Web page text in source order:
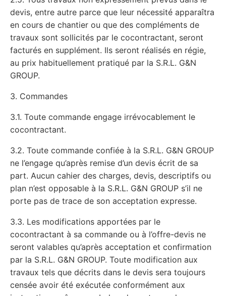
devis, entre autre parce que leur nécessité apparaîtra
en cours de chantier ou que des compléments de
travaux sont sollicités par le cocontractant, seront
facturés en supplément. Ils seront réalisés en régie,
au prix habituellement pratiqué par la S.R.L. G&N
GROUP.
3. Commandes
3.1. Toute commande engage irrévocablement le
cocontractant.
3.2. Toute commande confiée à la S.R.L. G&N GROUP
ne l’engage qu’après remise d’un devis écrit de sa
part. Aucun cahier des charges, devis, descriptifs ou
plan n’est opposable à la S.R.L. G&N GROUP s’il ne
porte pas de trace de son acceptation expresse.
3.3. Les modifications apportées par le
cocontractant à sa commande ou à l’offre-devis ne
seront valables qu’après acceptation et confirmation
par la S.R.L. G&N GROUP. Toute modification aux
travaux tels que décrits dans le devis sera toujours
censée avoir été exécutée conformément aux